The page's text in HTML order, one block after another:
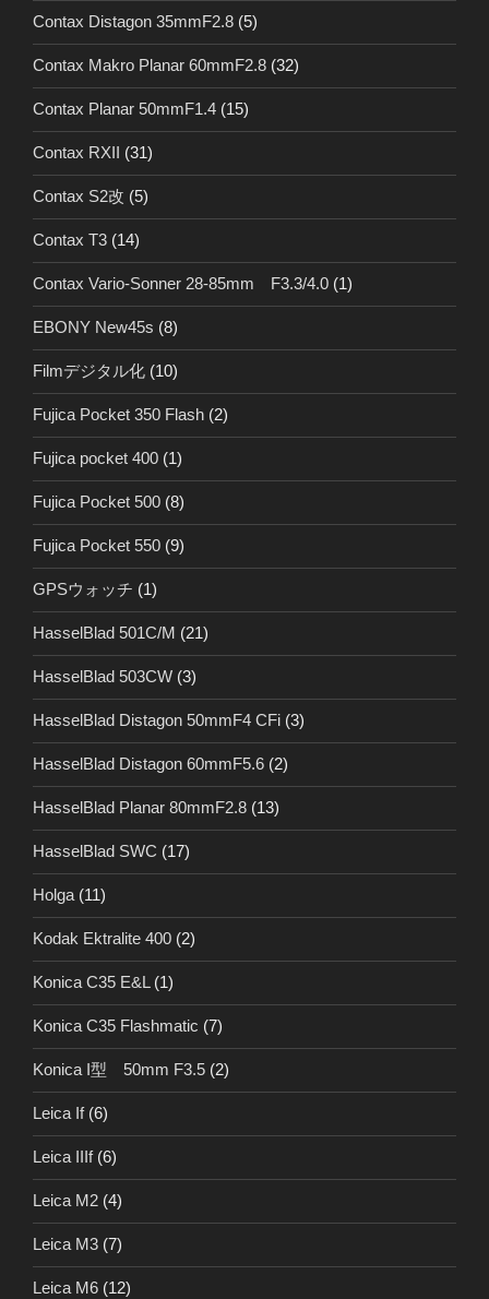
Contax Distagon 35mmF2.8 (5)
Contax Makro Planar 60mmF2.8 (32)
Contax Planar 50mmF1.4 (15)
Contax RXII (31)
Contax S2改 (5)
Contax T3 (14)
Contax Vario-Sonner 28-85mm F3.3/4.0 (1)
EBONY New45s (8)
Filmデジタル化 (10)
Fujica Pocket 350 Flash (2)
Fujica pocket 400 (1)
Fujica Pocket 500 (8)
Fujica Pocket 550 (9)
GPSウォッチ (1)
HasselBlad 501C/M (21)
HasselBlad 503CW (3)
HasselBlad Distagon 50mmF4 CFi (3)
HasselBlad Distagon 60mmF5.6 (2)
HasselBlad Planar 80mmF2.8 (13)
HasselBlad SWC (17)
Holga(11)
Kodak Ektralite 400 (2)
Konica C35 E&L(1)
Konica C35 Flashmatic (7)
Konica I型 50mm F3.5 (2)
Leica If(6)
Leica IIIf(6)
Leica M2 (4)
Leica M3 (7)
Leica M6 (12)